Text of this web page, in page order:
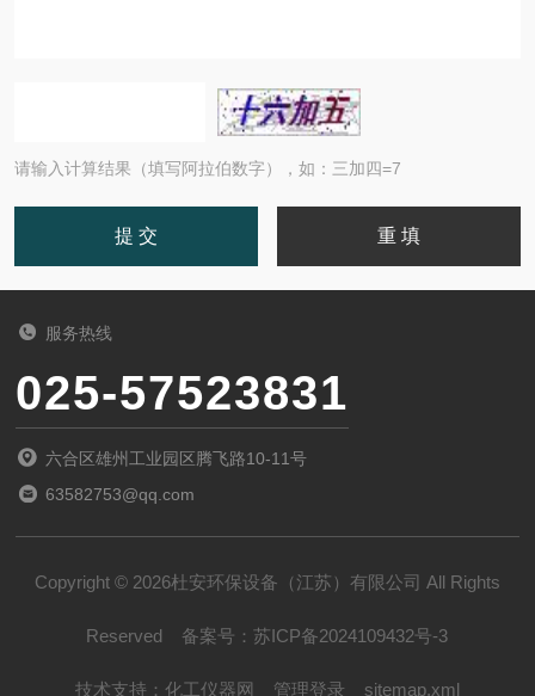
请输入计算结果（填写阿拉伯数字），如：三加四=7
服务热线
025-57523831
六合区雄州工业园区腾飞路10-11号
63582753@qq.com
Copyright © 2026杜安环保设备（江苏）有限公司 All Rights
Reserved 备案号：苏ICP备2024109432号-3
技术支持： 化工仪器网 管理登录 sitemap.xml